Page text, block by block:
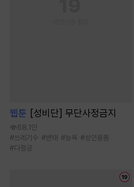
웹툰 [성비단] 무단사정금지
68.1만
#쓰레기수 #변태 #능욕 #성인용품
#다정공